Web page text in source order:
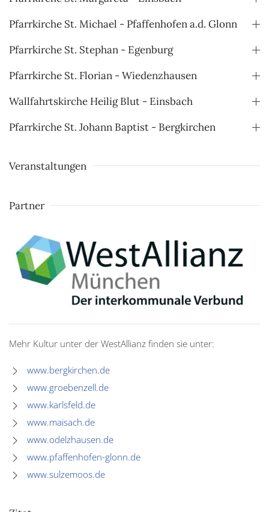
Pfarrkirche St. Michael - Pfaffenhofen a.d. Glonn
Pfarrkirche St. Stephan - Egenburg
Pfarrkirche St. Florian - Wiedenzhausen
Wallfahrtskirche Heilig Blut - Einsbach
Pfarrkirche St. Johann Baptist - Bergkirchen
Veranstaltungen
Partner
Mehr Kultur unter der WestAllianz finden sie unter:
www.bergkirchen.de
www.groebenzell.de
www.karlsfeld.de
www.maisach.de
www.odelzhausen.de
www.pfaffenhofen-glonn.de
www.sulzemoos.de